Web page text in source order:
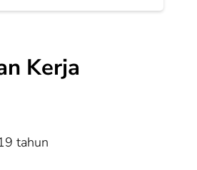
Kerja
tahun